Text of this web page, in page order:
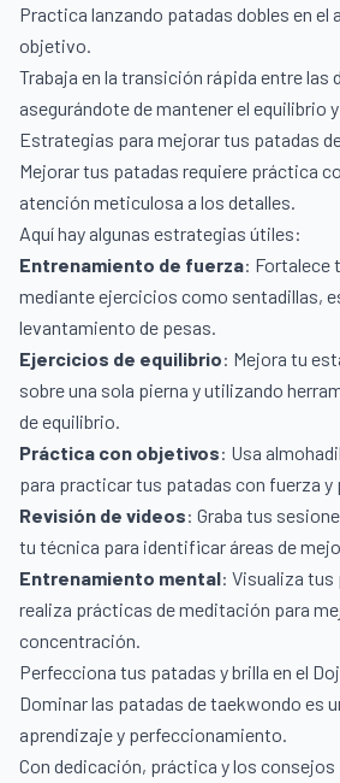
Practica lanzando patadas dobles en el
objetivo.
Trabaja en la transición rápida entre las
asegurándote de mantener el equilibrio
Estrategias para mejorar tus patadas
Mejorar tus patadas requiere práctica
atención meticulosa a los detalles.
Aquí hay algunas estrategias útiles:
Entrenamiento de fuerza: Fortalece
mediante ejercicios como sentadillas,
levantamiento de pesas.
Ejercicios de equilibrio: Mejora tu
sobre una sola pierna y utilizando
de equilibrio.
Práctica con objetivos: Usa
para practicar tus patadas con fuerza y
Revisión de videos: Graba tus
tu técnica para identificar áreas de
Entrenamiento mental: Visualiza
realiza prácticas de meditación para
concentración.
Perfecciona tus patadas y brilla en el
Dominar las patadas de taekwondo es
aprendizaje y perfeccionamiento.
Con dedicación, práctica y los